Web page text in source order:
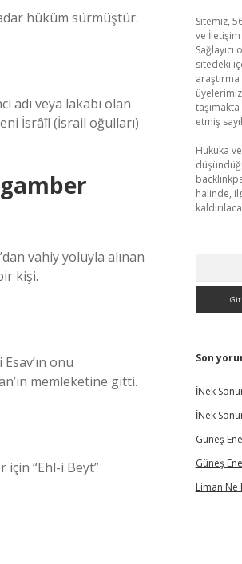
hüküm sürmüştür.
adı veya lakabı olan
İsrâîl (İsrail oğulları)
vahiy yoluyla alınan
kişi.
onu
memleketine gitti.
“Ehl-i Beyt”
Sitemiz,
ve İletişim
sitedeki
etmiş
Hukuka
halinde,
Son
İNek
İNek
Güneş
Güneş
Liman Ne